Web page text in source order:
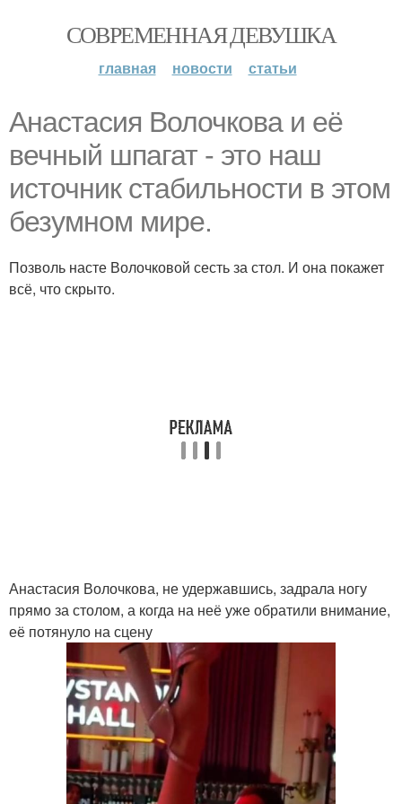
СОВРЕМЕННАЯ ДЕВУШКА
главная новости статьи
Анастасия Волочкова и её
вечный шпагат - это наш
источник стабильности в этом
безумном мире.
Позволь насте Волочковой сесть за стол. И она покажет
всё, что скрыто.
Анастасия Волочкова, не удержавшись, задрала ногу
прямо за столом, а когда на неё уже обратили внимание,
её потянуло на сцену